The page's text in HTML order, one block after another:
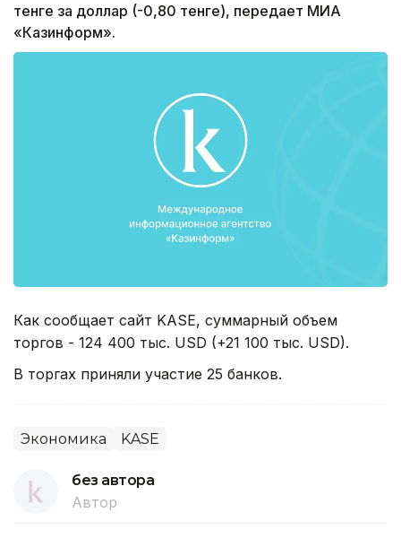
тенге за доллар (-0,80 тенге), передает МИА
«Казинформ».
Как сообщает сайт KASE, суммарный объем
торгов - 124 400 тыс. USD (+21 100 тыс. USD).
В торгах приняли участие 25 банков.
Экономика KASE
без автора
Автор